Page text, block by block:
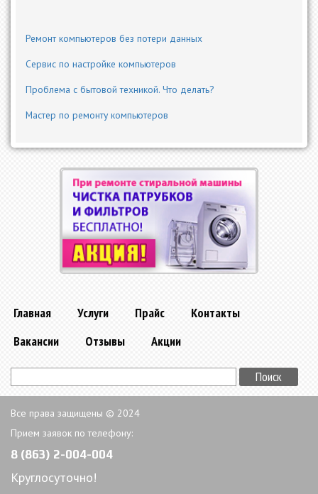
Ремонт компьютеров без потери данных
Сервис по настройке компьютеров
Проблема с бытовой техникой. Что делать?
Мастер по ремонту компьютеров
Главная Услуги Прайс
Контакты
Вакансии
Отзывы Акции
Все права защищены © 2024
Прием заявок по телефону:
8 (863) 2-004-004
Круглосуточно!